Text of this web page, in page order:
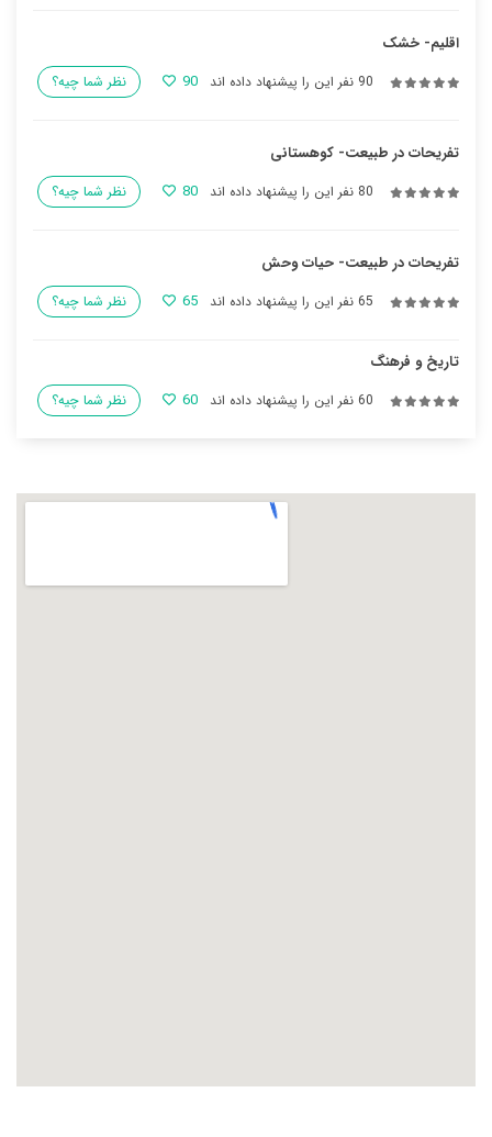
اقلیم- خشک
90 نفر این را پیشنهاد داده اند 90 نظر شما چیه؟
تفریحات در طبیعت- کوهستانی
80 نفر این را پیشنهاد داده اند 80 نظر شما چیه؟
تفریحات در طبیعت- حیات وحش
65 نفر این را پیشنهاد داده اند 65 نظر شما چیه؟
تاریخ و فرهنگ
60 نفر این را پیشنهاد داده اند 60 نظر شما چیه؟